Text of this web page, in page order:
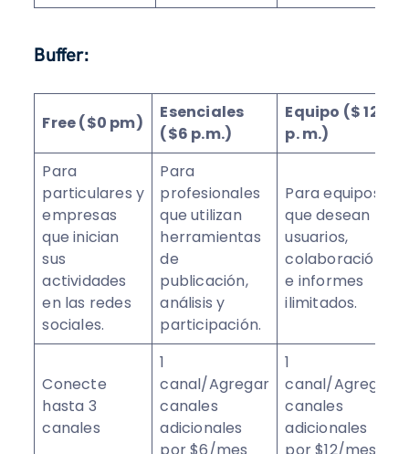
Buffer:
Free ($0 pm)
Esenciales
($6 p.m.)
Equipo ($ 12
p. m.)
Para
particulares y
empresas
que inician
sus
actividades
en las redes
sociales.
Para
profesionales
que utilizan
herramientas
de
publicación,
análisis y
participación.
Para equipos
que desean
usuarios,
colaboración
e informes
ilimitados.
Conecte
hasta 3
canales
1
canal/Agregar
canales
adicionales
por $6/mes
1
canal/Agrega
canales
adicionales
por $12/mes